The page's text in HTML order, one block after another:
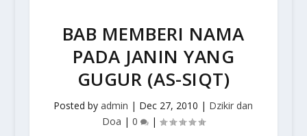
BAB MEMBERI NAMA
PADA JANIN YANG
GUGUR (AS-SIQT)
Posted byadmin | Dec 27, 2010 | Dzikir dan
Doa | 0 |